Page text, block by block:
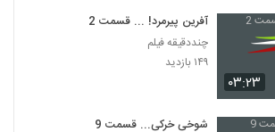
۰۳:۲۳
آفرین پیرمرد! ... قسمت 2
چنددقیقه فیلم
۱۴۹ بازدید
شوخی خرکی... قسمت 9